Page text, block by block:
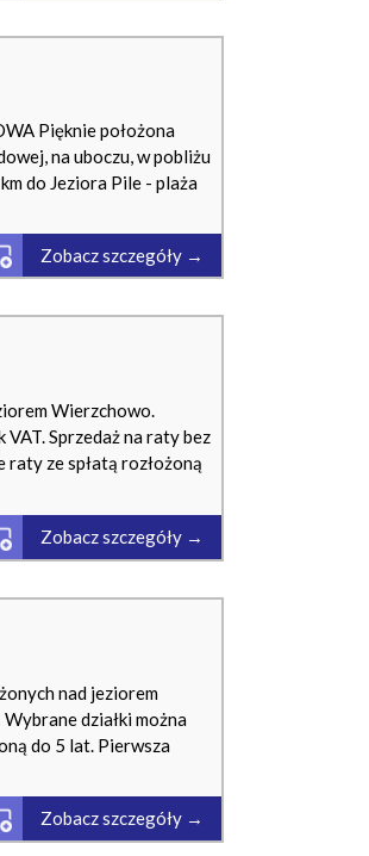
Pięknie położona
na uboczu, w pobliżu
do Jeziora Pile - plaża
Zobacz szczegóły →
Wierzchowo.
VAT. Sprzedaż na raty bez
raty ze spłatą rozłożoną
Zobacz szczegóły →
nad jeziorem
działki można
do 5 lat. Pierwsza
Zobacz szczegóły →